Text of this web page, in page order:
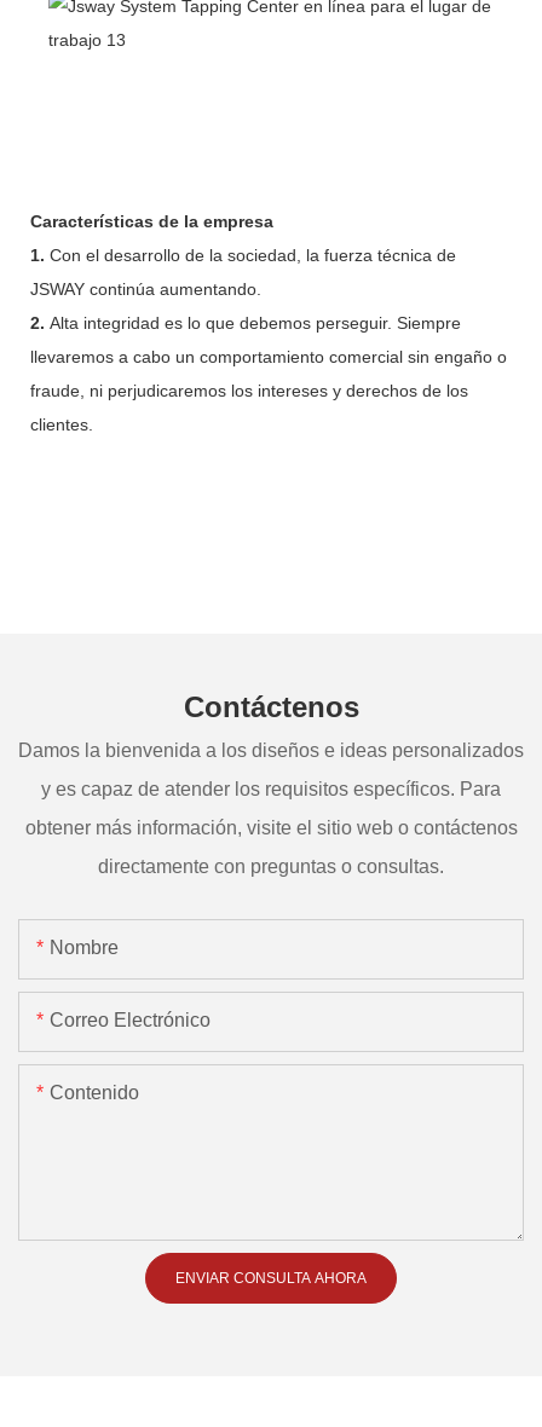
Características de la empresa
1. Con el desarrollo de la sociedad, la fuerza técnica de
JSWAY continúa aumentando.
2. Alta integridad es lo que debemos perseguir. Siempre
llevaremos a cabo un comportamiento comercial sin engaño o
fraude, ni perjudicaremos los intereses y derechos de los
clientes.
Contáctenos
Damos la bienvenida a los diseños e ideas personalizados
y es capaz de atender los requisitos específicos. Para
obtener más información, visite el sitio web o contáctenos
directamente con preguntas o consultas.
Nombre
Correo Electrónico
Contenido
ENVIAR CONSULTA AHORA